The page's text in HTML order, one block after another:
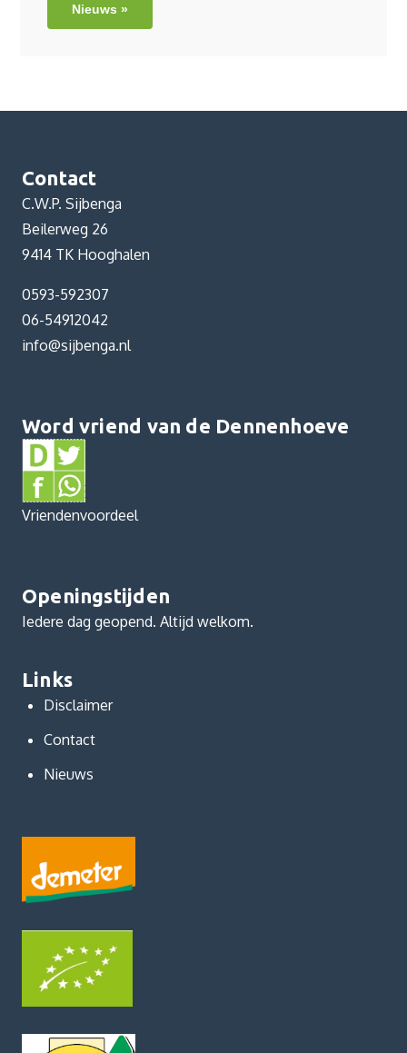
Nieuws »
Contact
C.W.P. Sijbenga
Beilerweg 26
9414 TK Hooghalen
0593-592307
06-54912042
info@sijbenga.nl
Word vriend van de Dennenhoeve
Vriendenvoordeel
Openingstijden
Iedere dag geopend. Altijd welkom.
Links
Disclaimer
Contact
Nieuws